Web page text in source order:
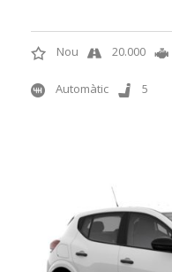
Nou 20.000
Automàtic 5